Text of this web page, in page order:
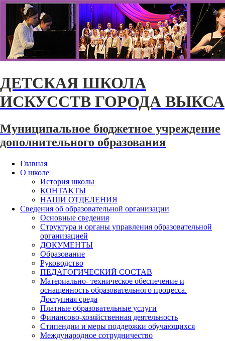
ДЕТСКАЯ ШКОЛА
ИСКУССТВ ГОРОДА ВЫКСА
Муниципальное бюджетное учреждение
дополнительного образования
Главная
О школе
История школы
КОНТАКТЫ
НАШИ ОТДЕЛЕНИЯ
Сведения об образовательной организации
Основные сведения
Структура и органы управления образовательной
организацией
ДОКУМЕНТЫ
Образование
Руководство
ПЕДАГОГИЧЕСКИЙ СОСТАВ
Материально- техническое обеспечение и
оснащенность образовательного процесса.
Доступная среда
Платные образовательные услуги
Финансово-хозяйственная деятельность
Стипендии и меры поддержки обучающихся
Международное сотрудничество